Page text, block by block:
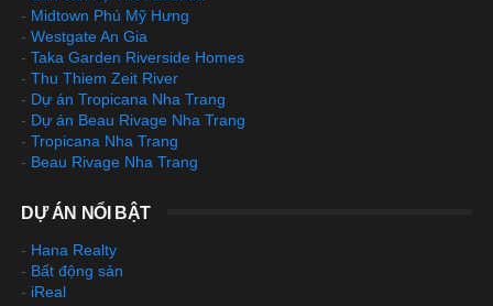
- Midtown Phú Mỹ Hưng
- Westgate An Gia
- Taka Garden Riverside Homes
- Thu Thiem Zeit River
- Dự án Tropicana Nha Trang
- Dự án Beau Rivage Nha Trang
- Tropicana Nha Trang
- Beau Rivage Nha Trang
DỰ ÁN NỔI BẬT
- Hana Realty
- Bất động sản
- iReal